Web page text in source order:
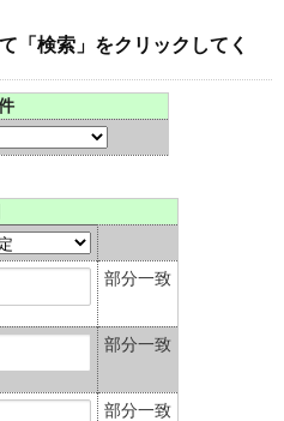
「検索」をクリックしてく
部分一致
部分一致
部分一致